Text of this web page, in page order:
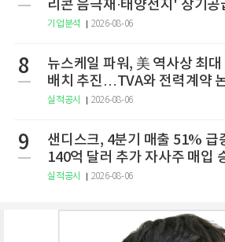
리콘 음극재·태양전지' 장기공
기업분석 2026-08-06
8
뉴스케일 파워, 美 역사상 최대
배치 추진…TVA와 전력계약
실적공시 2026-08-06
9
샌디스크, 4분기 매출 51%
140억 달러 추가 자사주 매입
실적공시 2026-08-06